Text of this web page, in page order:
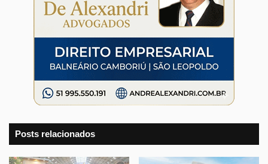
Posts relacionados